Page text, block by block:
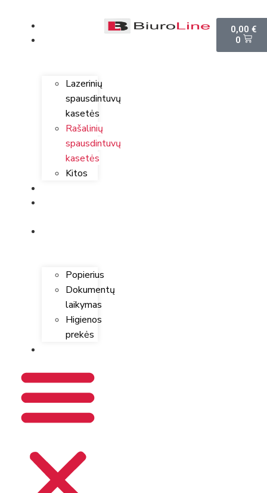
Lazerinių
spausdintuvų
kasetės
Rašalinių
spausdintuvų
kasetės
Kitos
Popierius
Dokumentų
laikymas
Higienos
prekės
0,00 €
0